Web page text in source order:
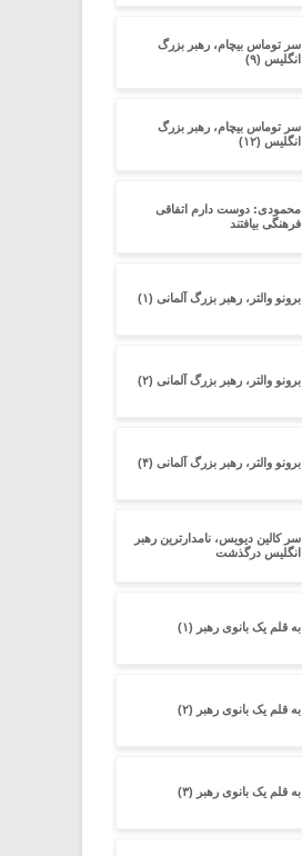
سر توماس بیچام، رهبر بزرگ
انگلیس (۹)
سر توماس بیچام، رهبر بزرگ
انگلیس (۱۲)
محمودی: دوست دارم اتفاقی
فرهنگی بیافتند
برونو والتر، رهبر بزرگ آلمانی (۱)
برونو والتر، رهبر بزرگ آلمانی (۲)
برونو والتر، رهبر بزرگ آلمانی (۴)
سر کالین دیویس، نامدارترین رهبر
انگلیس درگذشت
به قلم یک بانوی رهبر (۱)
به قلم یک بانوی رهبر (۲)
به قلم یک بانوی رهبر (۳)